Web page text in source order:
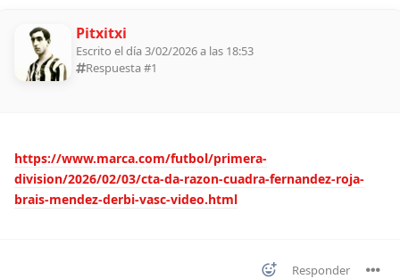
Pitxitxi
Escrito el día 3/02/2026 a las 18:53
Respuesta #1
https://www.marca.com/futbol/primera-
division/2026/02/03/cta-da-razon-cuadra-fernandez-roja-
brais-mendez-derbi-vasc-video.html
Responder